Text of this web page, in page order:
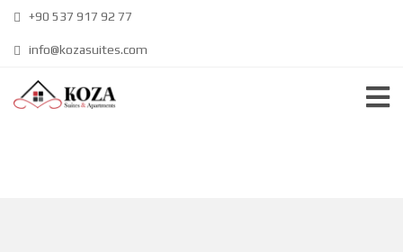
+90 537 917 92 77
info@kozasuites.com